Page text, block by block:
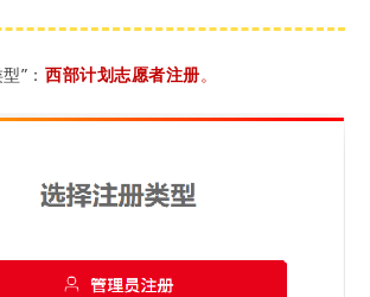
”： 西部计划志愿者注册。